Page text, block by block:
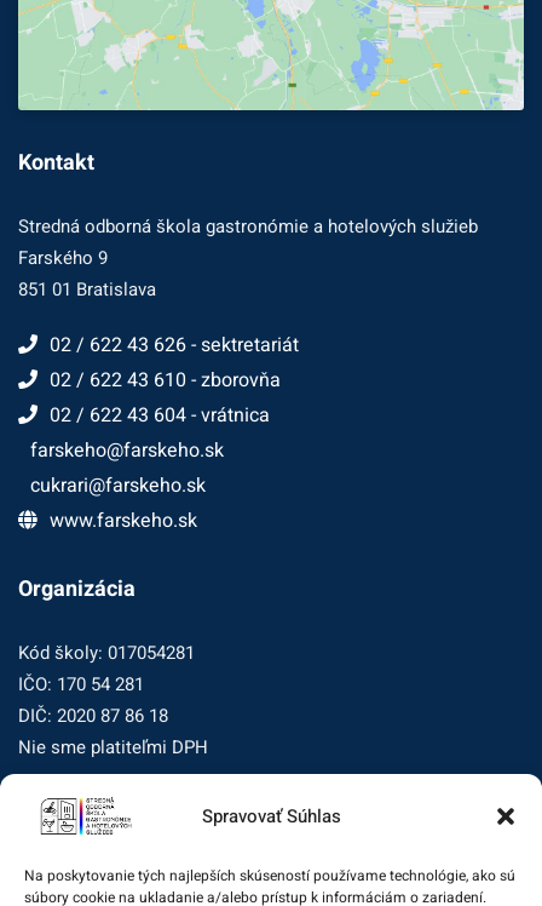
Spravovať Súhlas
Na poskytovanie tých najlepších skúseností používame technológie, ako sú
súbory cookie na ukladanie a/alebo prístup k informáciám o zariadení.
Kontakt
Stredná odborná škola gastronómie a hotelových služieb
Farského 9
851 01 Bratislava
02 / 622 43 626 - sektretariát
02 / 622 43 610 - zborovňa
02 / 622 43 604 - vrátnica
farskeho@farskeho.sk
cukrari@farskeho.sk
www.farskeho.sk
Organizácia
Kód školy: 017054281
IČO: 170 54 281
DIČ: 2020 87 86 18
Nie sme platiteľmi DPH
Zásady ochrany osobných údajov